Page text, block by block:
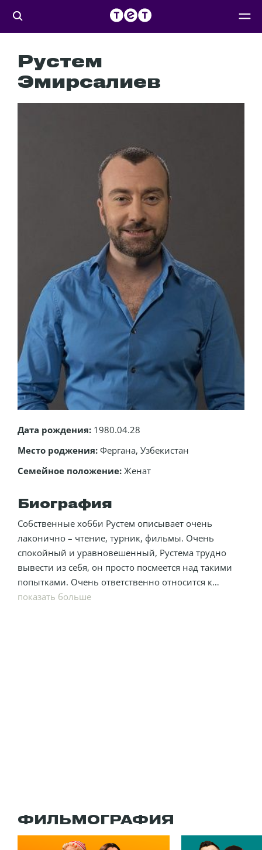
Рустем
Эмирсалиев
Дата рождения: 1980.04.28
Место роджения: Фергана, Узбекистан
Семейное положение: Женат
Биография
Собственные хобби Рустем описывает очень
лаконично – чтение, турник, фильмы. Очень
спокойный и уравновешенный, Рустема трудно
вывести из себя, он просто посмеется над такими
попытками. Очень ответственно относится к
работе: во время съемок Рустем максимально
показать больше
ФИЛЬМОГРАФИЯ